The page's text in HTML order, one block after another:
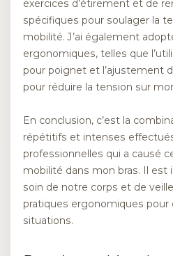
exercices d’étirement et de
spécifiques pour soulager la
mobilité. J’ai également
ergonomiques, telles que
pour poignet et l’ajustement
pour réduire la tension sur
En conclusion, c’est la
répétitifs et intenses
professionnelles qui a causé
mobilité dans mon bras. Il est
soin de notre corps et de
pratiques ergonomiques pour
situations.